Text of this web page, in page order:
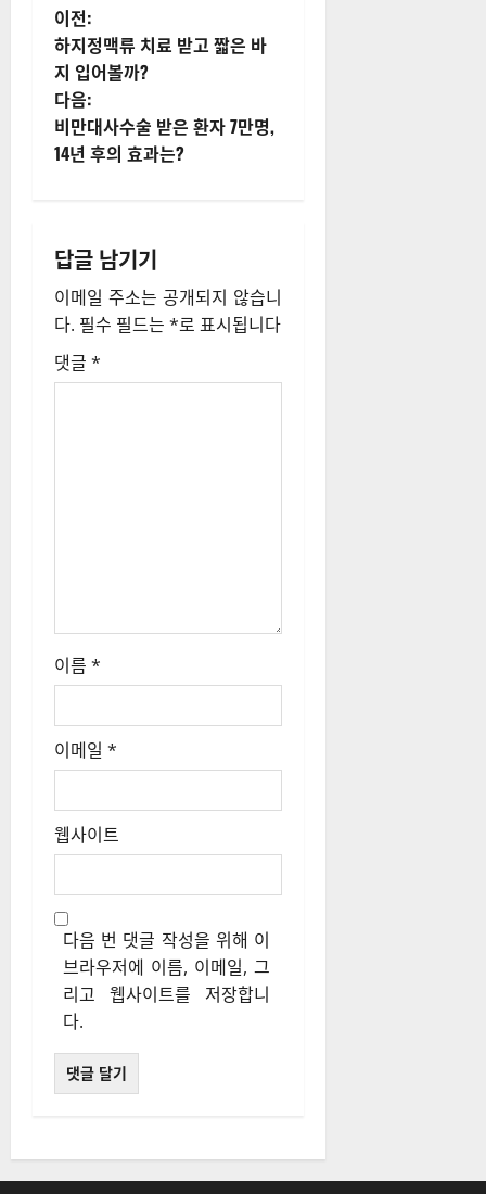
게
시
물
내
게
이
션
이전:
하지정맥류 치료 받고 짧은 바
지 입어볼까?
다음:
비만대사수술 받은 환자 7만명,
14년 후의 효과는?
답글 남기기
이메일 주소는 공개되지 않습니
다. 필수 필드는 *로 표시됩니다
댓글 *
이름 *
이메일 *
웹사이트
다음 번 댓글 작성을 위해 이
브라우저에 이름, 이메일, 그
리고 웹사이트를 저장합니
다.